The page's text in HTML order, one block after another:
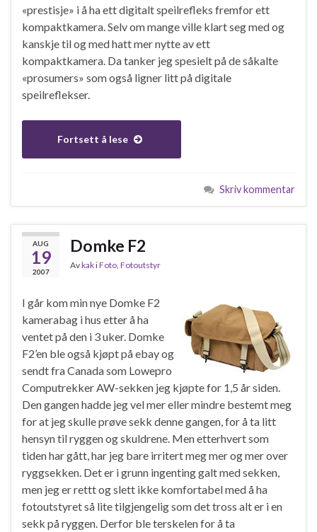
«prestisje» i å ha ett digitalt speilrefleks fremfor ett
kompaktkamera. Selv om mange ville klart seg med og
kanskje til og med hatt mer nytte av ett
kompaktkamera. Da tanker jeg spesielt på de såkalte
«prosumers» som også ligner litt på digitale
speilreflekser.
Fortsett å lese
Skriv kommentar
AUG
19
2007
Domke F2
AvkakiFoto Fotoutstyr
I går kom min nye Domke F2
kamerabag i hus etter å ha
ventet på den i 3 uker. Domke
F2’en ble også kjøpt på ebay og
sendt fra Canada som Lowepro
Computrekker AW-sekken jeg kjøpte for 1,5 år siden.
Den gangen hadde jeg vel mer eller mindre bestemt meg
for at jeg skulle prøve sekk denne gangen, for å ta litt
hensyn til ryggen og skuldrene. Men etterhvert som
tiden har gått, har jeg bare irritert meg mer og mer over
ryggsekken. Det er i grunn ingenting galt med sekken,
men jeg er rettt og slett ikke komfortabel med å ha
fotoutstyret så lite tilgjengelig som det tross alt er i en
sekk på ryggen. Derfor ble terskelen for å ta